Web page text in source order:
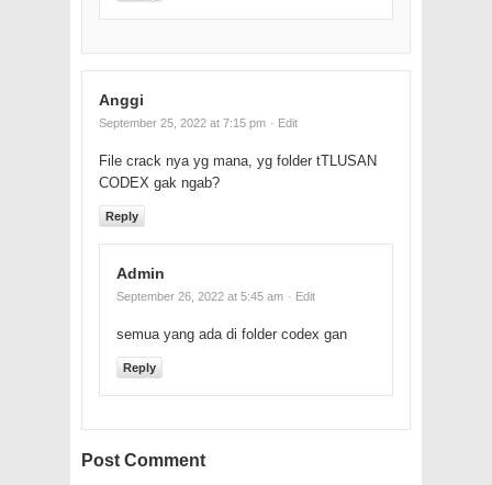
Anggi
September 25, 2022 at 7:15 pm · Edit
File crack nya yg mana, yg folder tTLUSAN
CODEX gak ngab?
Reply
Admin
September 26, 2022 at 5:45 am · Edit
semua yang ada di folder codex gan
Reply
Post Comment